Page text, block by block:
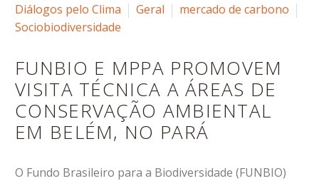
Diálogos pelo Clima
Geral
mercado de carbono
Sociobiodiversidade
FUNBIO E MPPA PROMOVEM
VISITA TÉCNICA A ÁREAS DE
CONSERVAÇÃO AMBIENTAL
EM BELÉM, NO PARÁ
O Fundo Brasileiro para a Biodiversidade (FUNBIO)